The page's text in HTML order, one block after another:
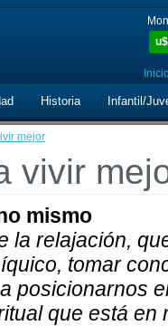
u$
Historia Infantil/
mejor
vivir
mismo
la relajación,
tomar
posicionarnos
que está en